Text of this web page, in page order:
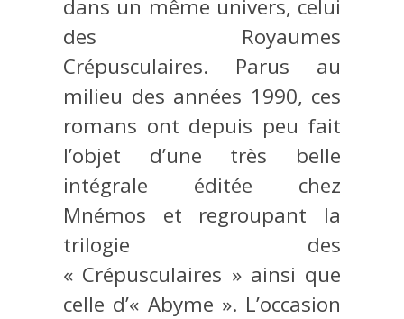
dans un même univers, celui
des Royaumes
Crépusculaires. Parus au
milieu des années 1990, ces
romans ont depuis peu fait
l’objet d’une très belle
intégrale éditée chez
Mnémos et regroupant la
trilogie des
« Crépusculaires » ainsi que
celle d’« Abyme ». L’occasion